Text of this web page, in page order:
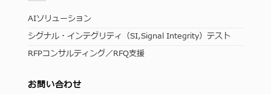
AIソリューション
シグナル・インテグリティ（SI,Signal Integrity）テスト
RFPコンサルティング／RFQ支援
お問い合わせ